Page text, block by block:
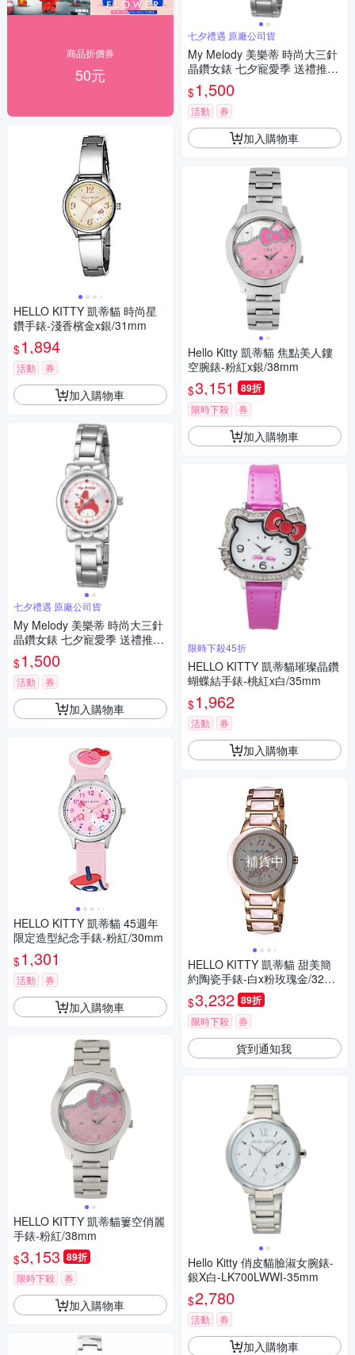
商品折價券
50元
HELLO KITTY 凱蒂貓 時尚星
鑽手錶-淺香檳金x銀/31mm
$1,894
活動 券
加入購物車
七夕禮遇 原廠公司貨
My Melody 美樂蒂 時尚大三針
晶鑽女錶 七夕寵愛季 送禮推
薦-銀/27mm LK697LWCI-R
$1,500
活動 券
加入購物車
HELLO KITTY 凱蒂貓 45週年
限定造型紀念手錶-粉紅/30mm
$1,301
活動 券
加入購物車
HELLO KITTY 凱蒂貓簍空俏麗
手錶-粉紅/38mm
$3,153 89折
限時下殺 券
加入購物車
七夕禮遇 原廠公司貨
My Melody 美樂蒂 時尚大三針
晶鑽女錶 七夕寵愛季 送禮推
薦-銀x桃粉/27mm LK697LWPI
$1,500
活動 券
加入購物車
Hello Kitty 凱蒂貓 焦點美人鏤
空腕錶-粉紅x銀/38mm
$3,151 89折
限時下殺 券
加入購物車
限時下殺45折
HELLO KITTY 凱蒂貓璀璨晶鑽
蝴蝶結手錶-桃紅x白/35mm
$1,962
活動 券
加入購物車
補貨中
HELLO KITTY 凱蒂貓 甜美簡
約陶瓷手錶-白x粉玫瑰金/32m
m
$3,232 89折
限時下殺 券
貨到通知我
Hello Kitty 俏皮貓臉淑女腕錶-
銀X白-LK700LWWI-35mm
$2,780
活動 券
加入購物車